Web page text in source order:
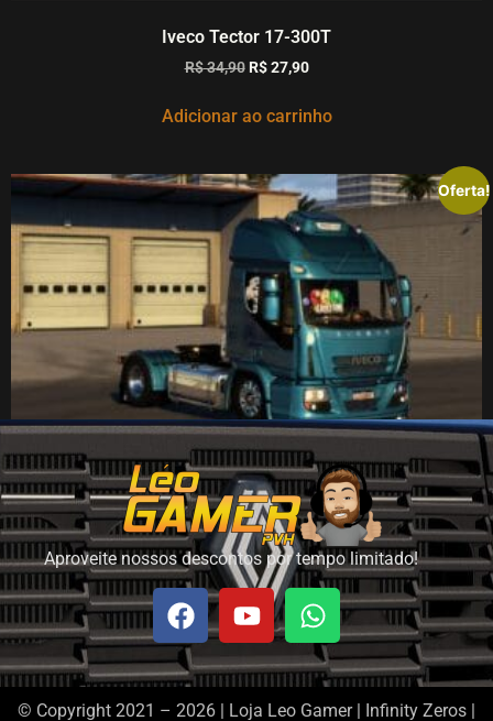
Iveco Tector 17-300T
R$34,90 R$27,90
Adicionar ao carrinho
Oferta!
Iveco Cursor
R$34,90R$27,90
Adicionar ao carrinho
Aproveite nossos descontos por tempo limitado!
© Copyright 2021 – 2026 | Loja Leo Gamer | Infinity Zeros |